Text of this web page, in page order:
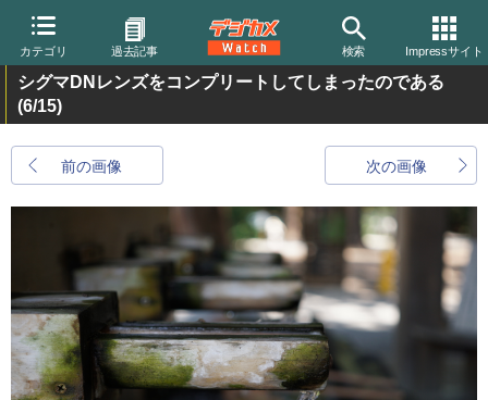
カテゴリ 過去記事 検索 Impressサイト
シグマDNレンズをコンプリートしてしまったのである
(6/15)
前の画像 次の画像